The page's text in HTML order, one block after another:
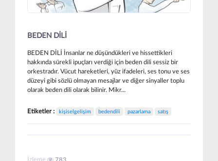
BEDEN DİLİ
BEDEN DİLİ İnsanlar ne düşündükleri ve hissettikleri
hakkında sürekli ipuçları verdiği için beden dili sessiz bir
orkestradır. Vücut hareketleri, yüz ifadeleri, ses tonu ve ses
düzeyi gibi sözlü olmayan mesajlar ve diğer sinyaller toplu
olarak beden dili olarak bilinir. Mikr...
Etiketler : kişiselgelişim bedendili pazarlama satış